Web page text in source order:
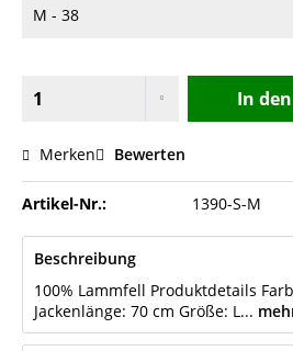
In den
Merken Bewerten
Artikel-Nr.: 1390-S-M
Beschreibung
100% Lammfell Produktdetails
Jackenlänge: 70 cm Größe: L...